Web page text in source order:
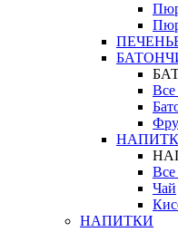
Все
Все
Чай
НАПИТКИ